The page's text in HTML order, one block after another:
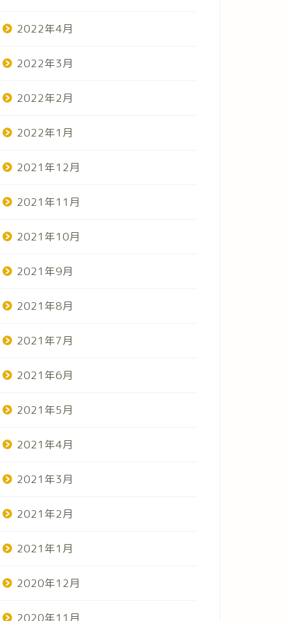
2022年4月
2022年3月
2022年2月
2022年1月
2021年12月
2021年11月
2021年10月
2021年9月
2021年8月
2021年7月
2021年6月
2021年5月
2021年4月
2021年3月
2021年2月
2021年1月
2020年12月
2020年11月